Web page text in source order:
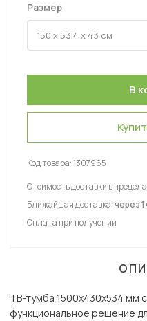
Размер
Код товара:1307965
Стоимость доставки в
Ближайшая доставка:через
Оплата при получении
ТВ-тумба 1500х430х534 мм
функциональное решение